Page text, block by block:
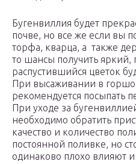
Бугенвиллия будет
почве, но все же если вы
торфа, кварца, а также
то шансы получить яркий,
распустившийся цветок
При высаживании в
рекомендуется посыпать
При уходе за
необходимо обратить
качество и количество
постоянной поливке, но
одинаково плохо влияют